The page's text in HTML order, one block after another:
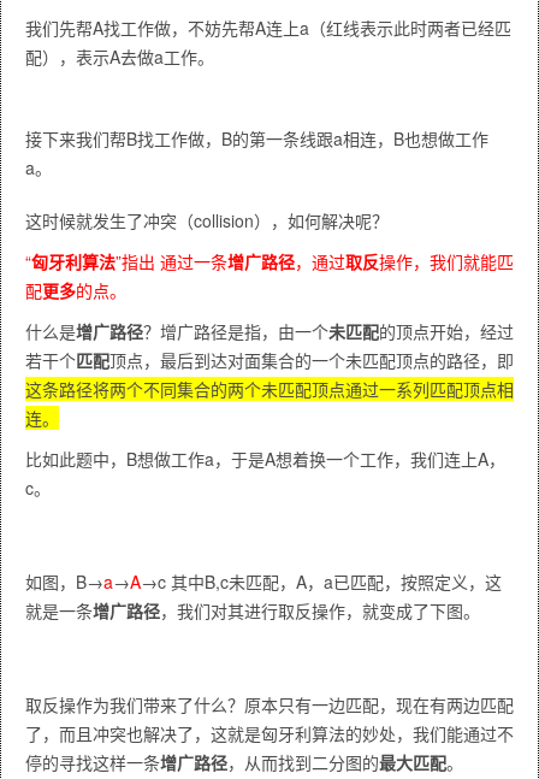
我们先帮A找工作做，不妨先帮A连上a（红线表示此时两者已经匹
配），表示A去做a工作。
接下来我们帮B找工作做，B的第一条线跟a相连，B也想做工作
a。
这时候就发生了冲突（collision），如何解决呢？
“匈牙利算法”指出 通过一条增广路径，通过取反操作，我们就能匹
配更多的点。
什么是增广路径？增广路径是指，由一个未匹配的顶点开始，经过
若干个匹配顶点，最后到达对面集合的一个未匹配顶点的路径，即
这条路径将两个不同集合的两个未匹配顶点通过一系列匹配顶点相
连。
比如此题中，B想做工作a，于是A想着换一个工作，我们连上A，
c。
如图，B→a→A→c 其中B,c未匹配，A，a已匹配，按照定义，这
就是一条增广路径，我们对其进行取反操作，就变成了下图。
取反操作为我们带来了什么？原本只有一边匹配，现在有两边匹配
了，而且冲突也解决了，这就是匈牙利算法的妙处，我们能通过不
停的寻找这样一条增广路径，从而找到二分图的最大匹配。